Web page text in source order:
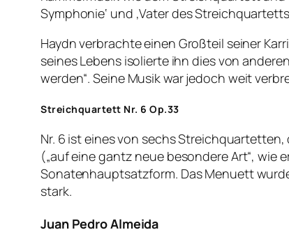
Symphonie‘ und ‚Vater des
Haydn verbrachte einen Großteil seiner
seines Lebens isolierte ihn dies von
werden“. Seine Musik war jedoch weit
Streichquartett Nr. 6 Op.33
Nr. 6 ist eines von sechs
(„auf eine gantz neue besondere Art“, wie
Sonatenhauptsatzform. Das Menuett
stark.
Juan Pedro Almeida